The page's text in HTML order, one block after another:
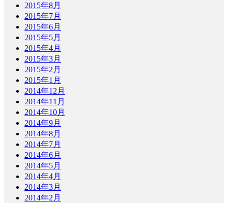
2015年8月
2015年7月
2015年6月
2015年5月
2015年4月
2015年3月
2015年2月
2015年1月
2014年12月
2014年11月
2014年10月
2014年9月
2014年8月
2014年7月
2014年6月
2014年5月
2014年4月
2014年3月
2014年2月